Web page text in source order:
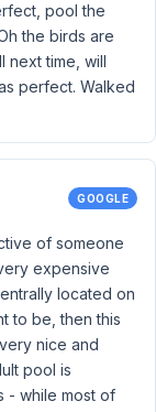
pool the
the birds are
next time, will
perfect. Walked
GOOGLE
of someone
expensive
located on
to be, then this
nice and
pool is
- while most of